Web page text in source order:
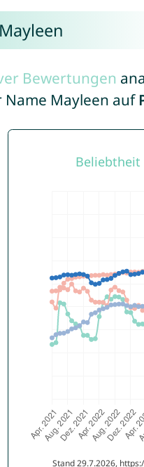
Bewertungen
Mayleen auf